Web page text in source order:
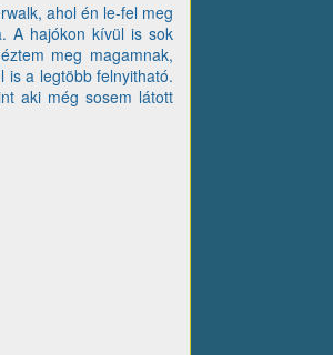
ahol én le-fel meg
A hajókon kívül is sok
meg magamnak,
is a legtöbb felnyitható.
aki még sosem látott